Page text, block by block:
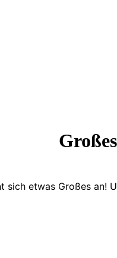
sich etwas Großes an!